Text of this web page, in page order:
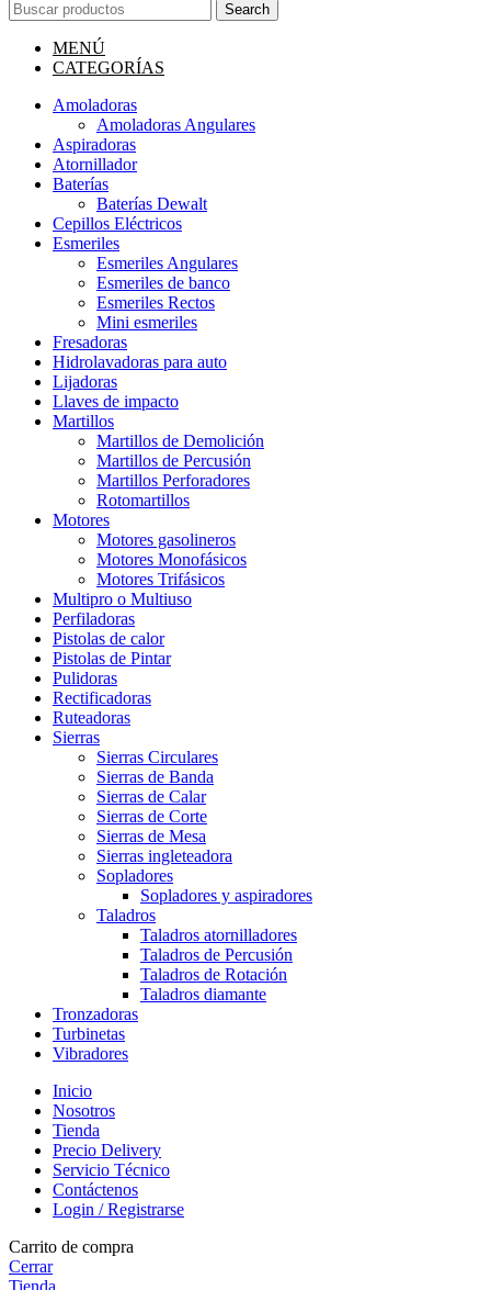
Search
MENÚ
CATEGORÍAS
Amoladoras
Amoladoras Angulares
Aspiradoras
Atornillador
Baterías
Baterías Dewalt
Cepillos Eléctricos
Esmeriles
Esmeriles Angulares
Esmeriles de banco
Esmeriles Rectos
Mini esmeriles
Fresadoras
Hidrolavadoras para auto
Lijadoras
Llaves de impacto
Martillos
Martillos de Demolición
Martillos de Percusión
Martillos Perforadores
Rotomartillos
Motores
Motores gasolineros
Motores Monofásicos
Motores Trifásicos
Multipro o Multiuso
Perfiladoras
Pistolas de calor
Pistolas de Pintar
Pulidoras
Rectificadoras
Ruteadoras
Sierras
Sierras Circulares
Sierras de Banda
Sierras de Calar
Sierras de Corte
Sierras de Mesa
Sierras ingleteadora
Sopladores
Sopladores y aspiradores
Taladros
Taladros atornilladores
Taladros de Percusión
Taladros de Rotación
Taladros diamante
Tronzadoras
Turbinetas
Vibradores
Inicio
Nosotros
Tienda
Precio Delivery
Servicio Técnico
Contáctenos
Login / Registrarse
Carrito de compra
Cerrar